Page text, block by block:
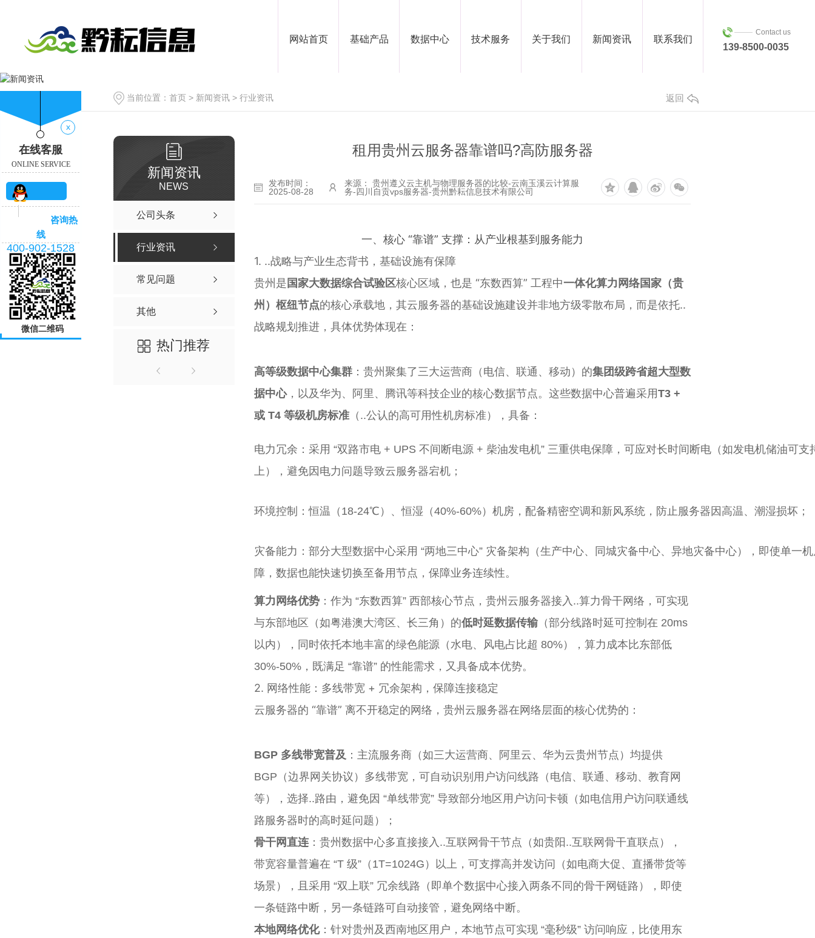
网站首页 基础产品 数据中心 技术服务 关于我们 新闻资讯 联系我们
Contact us
139-8500-0035
当前位置： 首页 > 新闻资讯 > 行业资讯 返回
新闻资讯
NEWS
公司头条
行业资讯
常见问题
其他
热门推荐
租用贵州云服务器靠谱吗?高防服务器
发布时间：
2025-08-28
来源： 贵州遵义云主机与物理服务器的比较-云南玉溪云计算服
务-四川自贡vps服务器-贵州黔耘信息技术有限公司
一、核心 “靠谱” 支撑：从产业根基到服务能力
1. ..战略与产业生态背书，基础设施有保障
贵州是 国家大数据综合试验区核心区域，也是 “东数西算” 工程中一体化算力网络国家（贵
州）枢纽节点的核心承载地，其云服务器的基础设施建设并非地方级零散布局，而是依托..
战略规划推进，具体优势体现在：
高等级数据中心集群 ：贵州聚集了三大运营商（电信、联通、移动）的集团级跨省超大型数
据中心，以及华为、阿里、腾讯等科技企业的核心数据节点。这些数据中心普遍采用T3 +
或 T4 等级机房标准 （..公认的高可用性机房标准），具备：
电力冗余：采用 “双路市电 + UPS 不间断电源 + 柴油发电机” 三重供电保障，可应对长时间断电（如发电机储油可支
上），避免因电力问题导致云服务器宕机；
环境控制：恒温（18-24℃）、恒湿（40%-60%）机房，配备精密空调和新风系统，防止服务器因高温、潮湿损坏；
灾备能力：部分大型数据中心采用 “两地三中心” 灾备架构（生产中心、同城灾备中心、异地灾备中心），即使单一
障，数据也能快速切换至备用节点，保障业务连续性。
算力网络优势 ：作为 “东数西算” 西部核心节点，贵州云服务器接入..算力骨干网络，可实现
与东部地区（如粤港澳大湾区、长三角）的低时延数据传输（部分线路时延可控制在 20ms
以内），同时依托本地丰富的绿色能源（水电、风电占比超 80%），算力成本比东部低
30%-50%，既满足 “靠谱” 的性能需求，又具备成本优势。
2. 网络性能：多线带宽 + 冗余架构，保障连接稳定
云服务器的 “靠谱” 离不开稳定的网络，贵州云服务器在网络层面的核心优势的：
BGP 多线带宽普及 ：主流服务商（如三大运营商、阿里云、华为云贵州节点）均提供
BGP（边界网关协议）多线带宽，可自动识别用户访问线路（电信、联通、移动、教育网
等），选择..路由，避免因 “单线带宽” 导致部分地区用户访问卡顿（如电信用户访问联通线
路服务器时的高时延问题）；
骨干网直连 ：贵州数据中心多直接接入..互联网骨干节点（如贵阳..互联网骨干直联点），
带宽容量普遍在 “T 级”（1T=1024G）以上，可支撑高并发访问（如电商大促、直播带货等
场景），且采用 “双上联” 冗余线路（即单个数据中心接入两条不同的骨干网链路），即使
一条链路中断，另一条链路可自动接管，避免网络中断。
本地网络优化：针对贵州及西南地区用户，本地节点可实现 “毫秒级” 访问响应，比使用东
x
在线客服
ONLINE SERVICE
咨询热
线
400-902-1528
微信二维码